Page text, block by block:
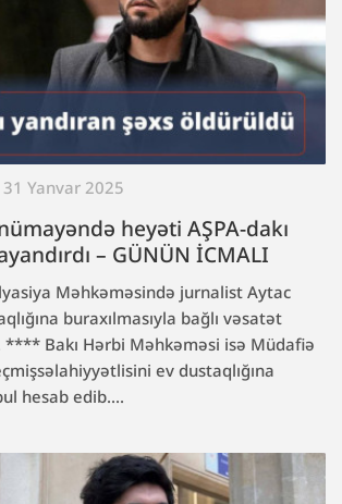
31 Yanvar 2025
heyəti AŞPA-dakı
– GÜNÜN İCMALI
Məhkəməsində jurnalist Aytac
buraxılmasıyla bağlı vəsatət
Bakı Hərbi Məhkəməsi isə Müdafiə
ev dustaqlığına
hesab edib....